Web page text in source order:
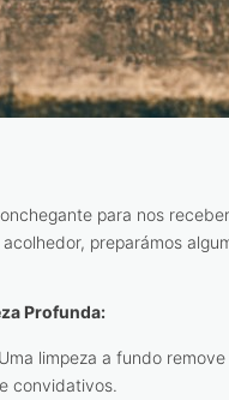
para nos
preparámos
Profunda:
Uma limpeza a fundo
convidativos.